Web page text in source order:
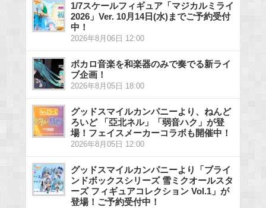
1/7スケールフィギュア「マジカルミライ
2026」Ver. 10月14日(水)までご予約受付
中！
2026年8月06日 12:00
ボカロ音楽を和楽器のみで奏でる新ライ
ブ企画！
2026年8月05日 18:00
グッドスマイルカンパニーより、ねんど
ろいど 「亞北ネル」「弱音ハク」が登
場！フェイスメーカーコラボも開催中！
2026年8月05日 12:00
グッドスマイルカンパニーより「ブライ
ンドボックスシリーズ 雪ミクオールスタ
ーズ フィギュアコレクション Vol.1」が
登場！ご予約受付中！